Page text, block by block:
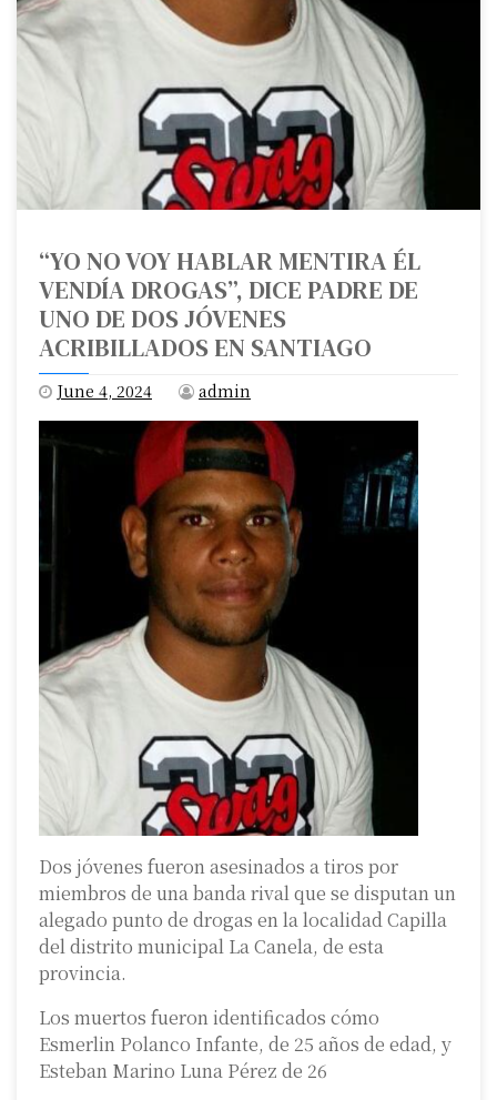
“YO NO VOY HABLAR MENTIRA ÉL
VENDÍA DROGAS”, DICE PADRE DE
UNO DE DOS JÓVENES
ACRIBILLADOS EN SANTIAGO
June 4, 2024 admin
Dos jóvenes fueron asesinados a tiros por
miembros de una banda rival que se disputan un
alegado punto de drogas en la localidad Capilla
del distrito municipal La Canela, de esta
provincia.
Los muertos fueron identificados cómo
Esmerlin Polanco Infante, de 25 años de edad, y
Esteban Marino Luna Pérez de 26